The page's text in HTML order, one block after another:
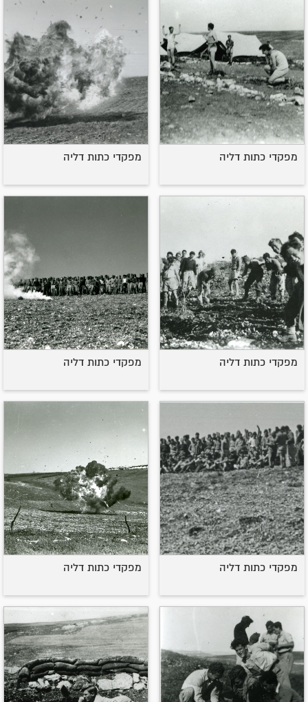
מפקדי כתות דליה מפקדי כתות דליה
מפקדי כתות דליה מפקדי כתות דליה
מפקדי כתות דליה מפקדי כתות דליה